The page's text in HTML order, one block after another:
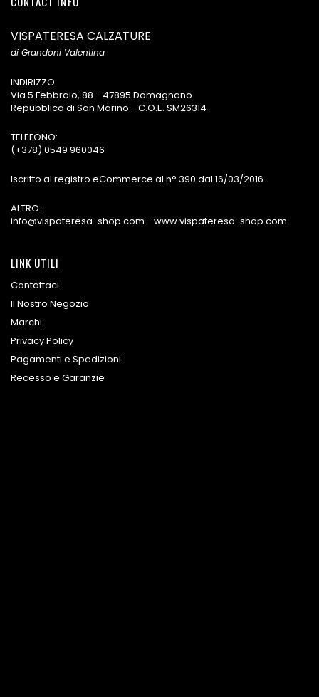
VISPATERESA CALZATURE
di Grandoni Valentina
INDIRIZZO:
Via 5 Febbraio, 88 - 47895 Domagnano
Repubblica di San Marino - C.O.E. SM26314
TELEFONO:
(+378) 0549 960046
Iscritto al registro eCommerce al n° 390 dal 16/03/2016
ALTRO:
info@vispateresa-shop.com - www.vispateresa-shop.com
LINK UTILI
Contattaci
Il Nostro Negozio
Marchi
Privacy Policy
Pagamenti e Spedizioni
Recesso e Garanzie